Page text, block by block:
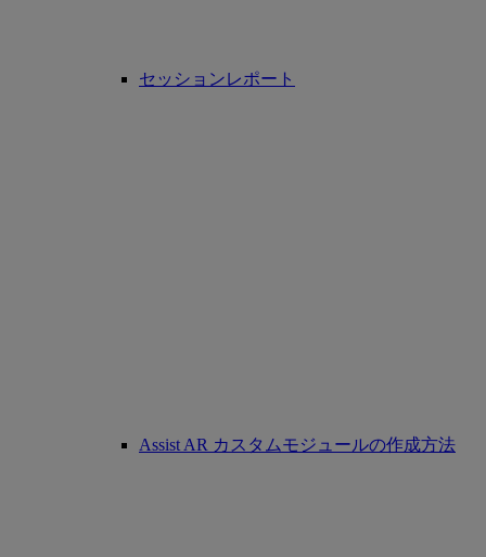
セッションレポート
Assist AR カスタムモジュールの作成方法